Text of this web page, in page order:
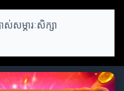
ាស់សម្ភារៈសិក្សា